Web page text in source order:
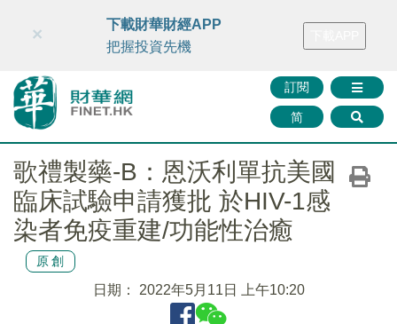
財華智庫網 FINTV FINMETA 財華證券 媒體矩陣
訂閱
简
×
下載財華財經APP
把握投資先機
歌禮製藥-B：恩沃利單抗美國
臨床試驗申請獲批 於HIV-1感
染者免疫重建/功能性治癒
原創
日期： 2022年5月11日 上午10:20